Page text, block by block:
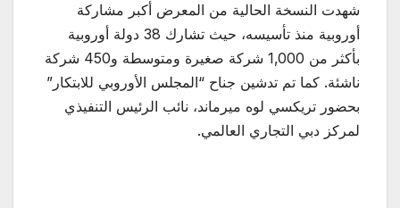
شهدت النسخة الحالية من المعرض أكبر مشاركة
أوروبية منذ تأسيسه، حيث تشارك 38 دولة أوروبية
بأكثر من 1,000 شركة صغيرة ومتوسطة و450 شركة
ناشئة. كما تم تدشين جناح “المجلس الأوروبي للابتكار”
بحضور تريكسي لوه ميرماند، نائب الرئيس التنفيذي
لمركز دبي التجاري العالمي.